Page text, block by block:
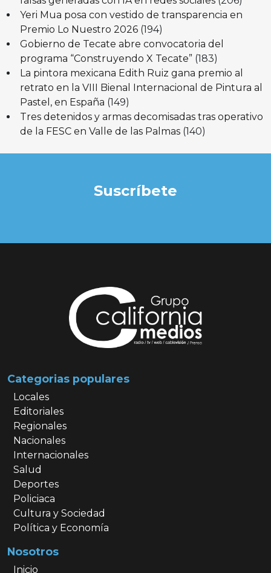
Yeri Mua posa con vestido de transparencia en
Premio Lo Nuestro 2026 (194)
Gobierno de Tecate abre convocatoria del
programa “Construyendo X Tecate” (183)
La pintora mexicana Edith Ruiz gana premio al
retrato en la VIII Bienal Internacional de Pintura al
Pastel, en España (149)
Tres detenidos y armas decomisadas tras operativo
de la FESC en Valle de las Palmas (140)
Suscríbete
Categorias populares
Locales
Editoriales
Regionales
Nacionales
Internacionales
Salud
Deportes
Policiaca
Cultura y Sociedad
Política y Economía
Nosotros
Inicio